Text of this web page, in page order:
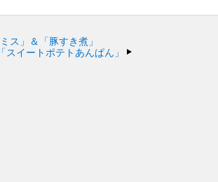
ス」＆「豚すき煮」
イートポテトあんぱん」